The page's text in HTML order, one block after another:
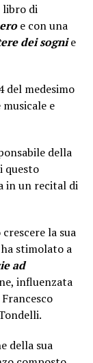
libro di
e con una
dei sognie
medesimo
e
della
questo
in un recital di
la sua
stimolato a
ad
influenzata
della sua